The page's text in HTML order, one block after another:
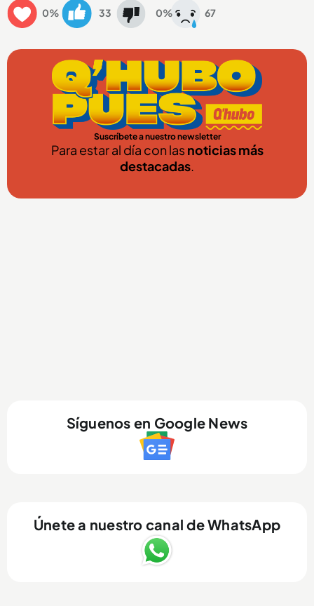
0% 33 0% 67
Suscríbete a nuestro newsletter
Para estar al día con lasnoticias más
destacadas.
Síguenos en Google News
Únete a nuestro canal de WhatsApp